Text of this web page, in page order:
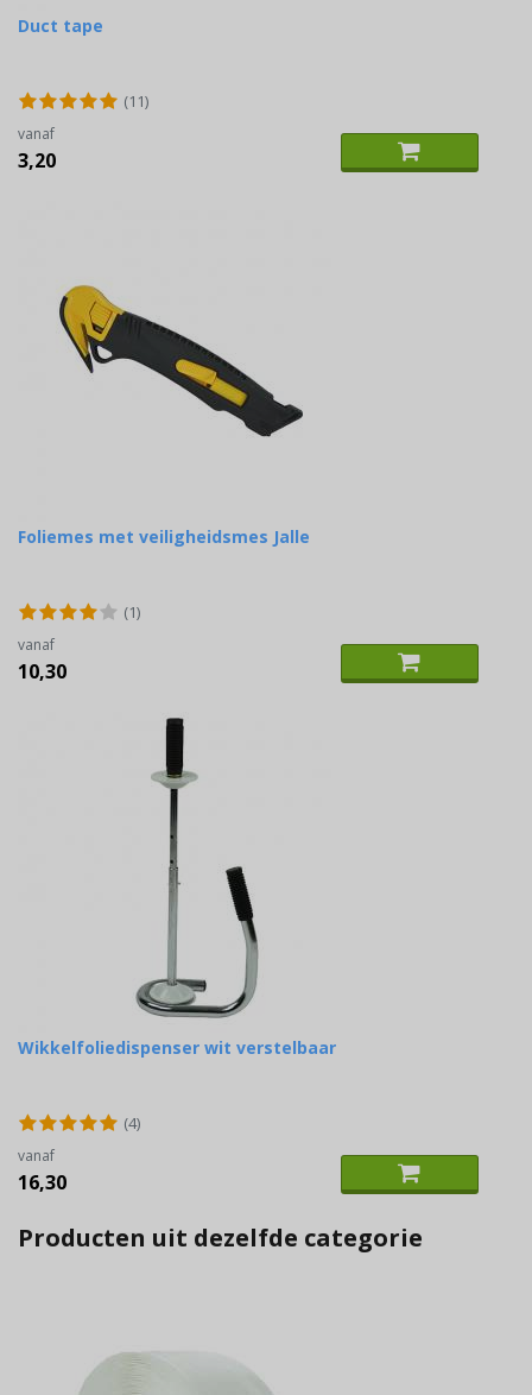
Duct tape
(11)
vanaf
3,20
Foliemes met veiligheidsmes Jalle
(1)
vanaf
10,30
Wikkelfoliedispenser wit verstelbaar
(4)
vanaf
16,30
Producten uit dezelfde categorie